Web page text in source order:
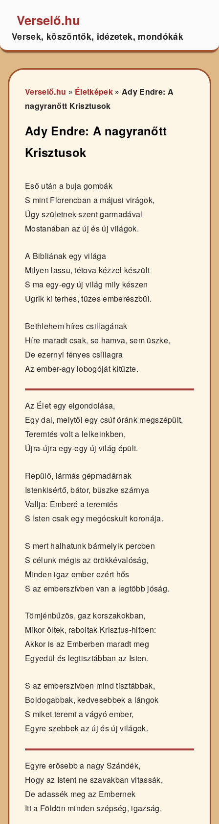
Verselő.hu
Versek, köszöntők, idézetek, mondókák
Verselő.hu » Életképek »Ady Endre: A
nagyranőtt Krisztusok
Ady Endre: A nagyranőtt
Krisztusok
Eső után a buja gombák
S mint Florencban a májusi virágok,
Úgy születnek szent garmadával
Mostanában az új és új világok.
A Bibliának egy világa
Milyen lassu, tétova kézzel készült
S ma egy-egy új világ mily készen
Ugrik ki terhes, tüzes emberészbül.
Bethlehem híres csillagának
Híre maradt csak, se hamva, sem üszke,
De ezernyi fényes csillagra
Az ember-agy lobogóját kitűzte.
Az Élet egy elgondolása,
Egy dal, melytől egy csúf óránk megszépült,
Teremtés volt a lelkeinkben,
Újra-újra egy-egy új világ épült.
Repülő, lármás gépmadárnak
Istenkisértő, bátor, büszke szárnya
Vallja: Emberé a teremtés
S Isten csak egy megócskult koronája.
S mert halhatunk bármelyik percben
S célunk mégis az örökkévalóság,
Minden igaz ember ezért hős
S az emberszívben van a legtöbb jóság.
Tömjénbűzös, gaz korszakokban,
Mikor öltek, raboltak Krisztus-hitben:
Akkor is az Emberben maradt meg
Egyedül és legtisztábban az Isten.
S az emberszívben mind tisztábbak,
Boldogabbak, kedvesebbek a lángok
S miket teremt a vágyó ember,
Egyre szebbek az új és új világok.
Egyre erősebb a nagy Szándék,
Hogy az Istent ne szavakban vitassák,
De adassék meg az Embernek
Itt a Földön minden szépség, igazság.